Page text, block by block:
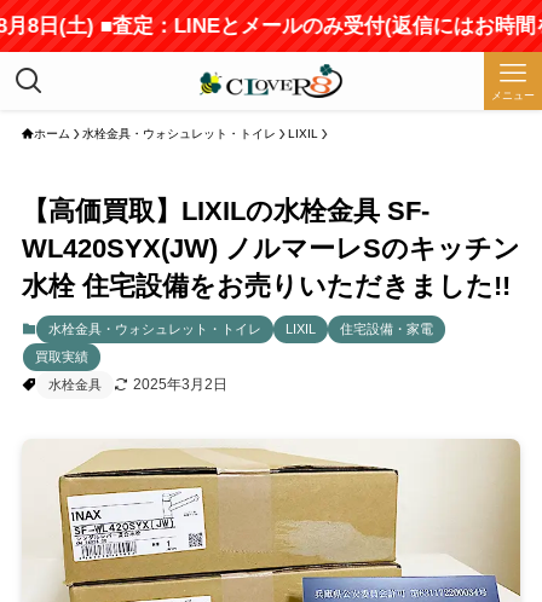
(土) ■査定：LINEとメールのみ受付(返信にはお時間をい
メニュー
ホーム 水栓金具・ウォシュレット・トイレ LIXIL
【高価買取】LIXILの水栓金具 SF-
WL420SYX(JW) ノルマーレSのキッチン
水栓 住宅設備をお売りいただきました!!
水栓金具・ウォシュレット・トイレ LIXIL
住宅設備・家電
買取実績
水栓金具
2025年3月2日